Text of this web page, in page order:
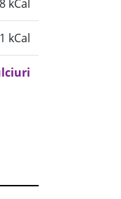
kCal
kCal